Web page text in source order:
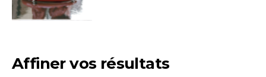
* Champ obligatoire
Statut / Organisation
J'accepte lestermes et conditions
Affiner vos résultats